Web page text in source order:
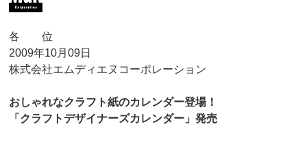
各 位
2009年10月09日
株式会社エムディエヌコーポレーション
おしゃれなクラフト紙のカレンダー登場！
「クラフトデザイナーズカレンダー」発売